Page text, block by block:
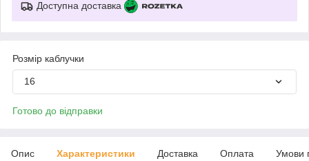
Доступна доставка
Розмір каблучки
16
Готово до відправки
Опис Характеристики Доставка Оплата Умови